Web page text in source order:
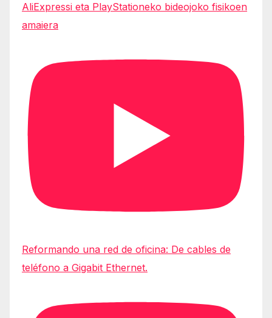
AliExpressi eta PlayStationeko bideojoko fisikoen
amaiera
Reformando una red de oficina: De cables de
teléfono a Gigabit Ethernet.